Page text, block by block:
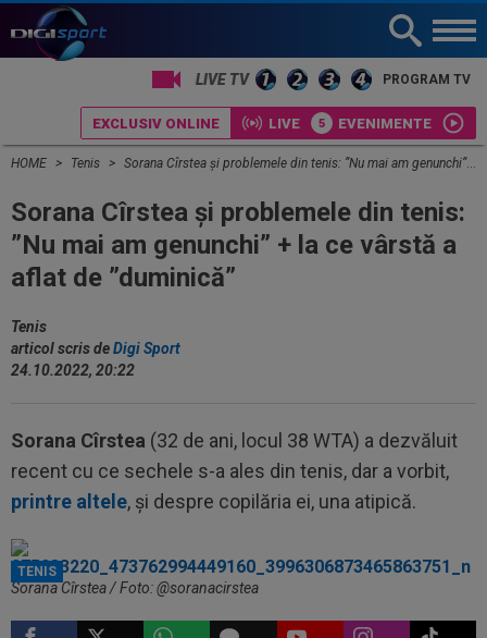
PROGRAM TV
EXCLUSIV ONLINE LIVE EVENIMENTE
HOME Tenis Sorana Cîrstea și problemele din tenis: ”Nu mai am genunchi” + la ce vârstă a aflat de ”duminică”
Sorana Cîrstea și problemele din tenis:
”Nu mai am genunchi” + la ce vârstă a
aflat de ”duminică”
Tenis
articol scris deDigi Sport
24.10.2022, 20:22
Sorana Cîrstea (32 de ani, locul 38 WTA) a dezvăluit
recent cu ce sechele s-a ales din tenis, dar a vorbit,
printre altele, și despre copilăria ei, una atipică.
TENIS
Sorana Cîrstea / Foto: @soranacirstea